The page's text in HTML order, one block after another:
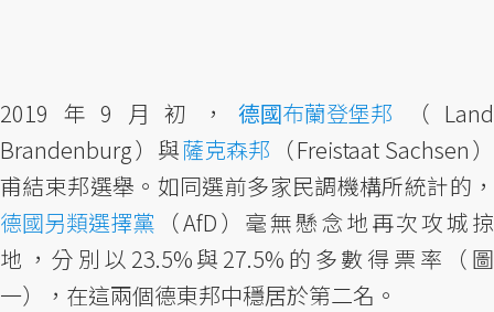
2019年9月初， 德國布蘭登堡邦 （Land
Brandenburg）與薩克森邦 （Freistaat Sachsen）
甫結束邦選舉。如同選前多家民調機構所統計的，
德國另類選擇黨 （AfD）毫無懸念地再次攻城掠
地，分別以23.5%與27.5%的多數得票率（圖
一），在這兩個德東邦中穩居於第二名。